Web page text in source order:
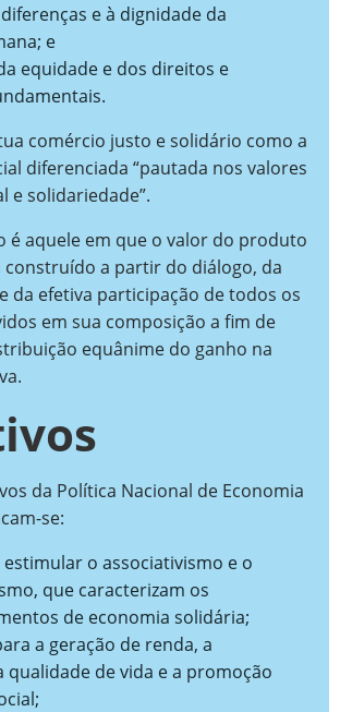
e à dignidade da
e
equidade e dos direitos e
comércio justo e solidário como a
diferenciada “pautada nos valores
e solidariedade”.
é aquele em que o valor do produto
construído a partir do diálogo, da
da efetiva participação de todos os
em sua composição a fim de
equânime do ganho na
da Política Nacional de Economia
se:
o associativismo e o
que caracterizam os
de economia solidária;
a geração de renda, a
qualidade de vida e a promoção